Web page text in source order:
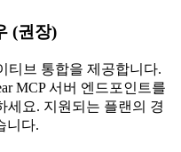
(권장)
티브 통합을 제공합니다.
MCP 서버 엔드포인트를
세요. 지원되는 플랜의 경
니다.